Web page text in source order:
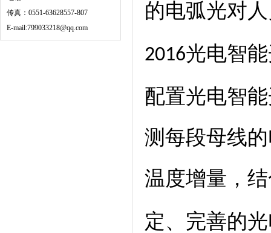
传真：0551-63628557-807
E-mail:799033218@qq.com
的电弧光对
2016光电智
配置光电智
测每段母线
温度增量，
定、完善的